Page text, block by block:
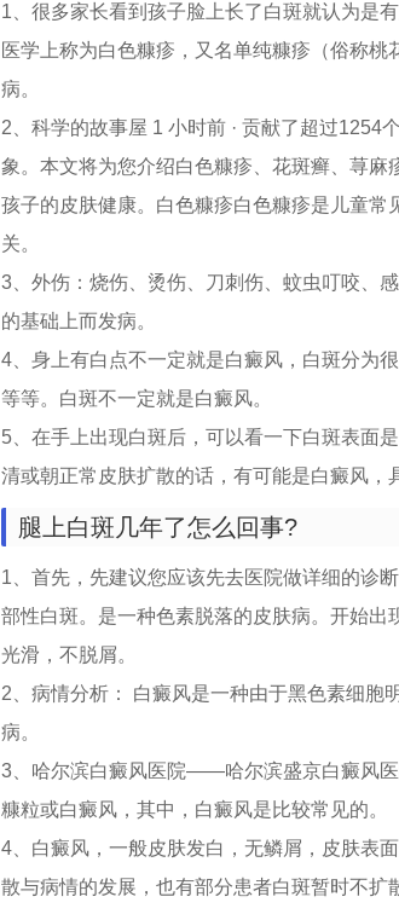
1、很多家长看到孩子脸上长了白斑就认为是
医学上称为白色糠疹，又名单纯糠疹（俗称
病。
2、科学的故事屋 1 小时前 · 贡献了超过1254
象。本文将为您介绍白色糠疹、花斑癣、荨
孩子的皮肤健康。白色糠疹白色糠疹是儿童
关。
3、外伤：烧伤、烫伤、刀刺伤、蚊虫叮咬、
的基础上而发病。
4、身上有白点不一定就是白癜风，白斑分为
等等。白斑不一定就是白癜风。
5、在手上出现白斑后，可以看一下白斑表面
清或朝正常皮肤扩散的话，有可能是白癜风，
腿上白斑几年了怎么回事?
1、首先，先建议您应该先去医院做详细的诊
部性白斑。是一种色素脱落的皮肤病。开始
光滑，不脱屑。
2、病情分析： 白癜风是一种由于黑色素细胞
病。
3、哈尔滨白癜风医院——哈尔滨盛京白癜风
糠粒或白癜风，其中，白癜风是比较常见的。
4、白癜风，一般皮肤发白，无鳞屑，皮肤表
散与病情的发展，也有部分患者白斑暂时不扩